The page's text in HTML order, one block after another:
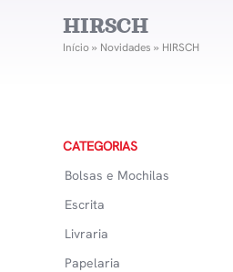
HIRSCH
Início» Novidades » HIRSCH
CATEGORIAS
Bolsas e Mochilas
Escrita
Livraria
Papelaria